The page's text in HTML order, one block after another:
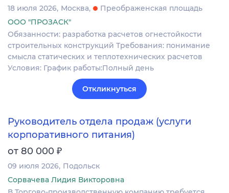
18 июля 2026 Москва
Преображенская площадь
ООО "ПРОЗАСК"
Обязанности: разработка расчетов огнестойкости
строительных конструкций Требования: понимание
смысла статических и теплотехнических расчетов
Условия: График работы:Полный день
Откликнуться
Руководитель отдела продаж (услуги
корпоративного питания)
от 80 000 ₽
09 июля 2026 Подольск
Сорвачева Лидия Викторовна